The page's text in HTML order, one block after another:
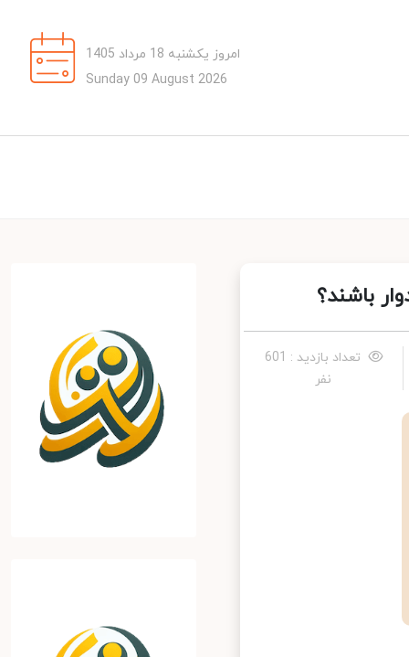
امروز یکشنبه 18 مرداد 1405
Sunday 09 August 2026
باشند؟
تعداد بازدید : 601
نفر